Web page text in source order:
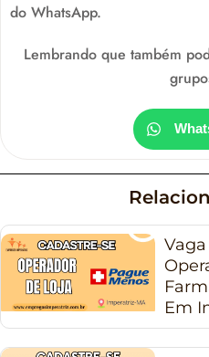
do WhatsApp.
Lembrando que também
Em